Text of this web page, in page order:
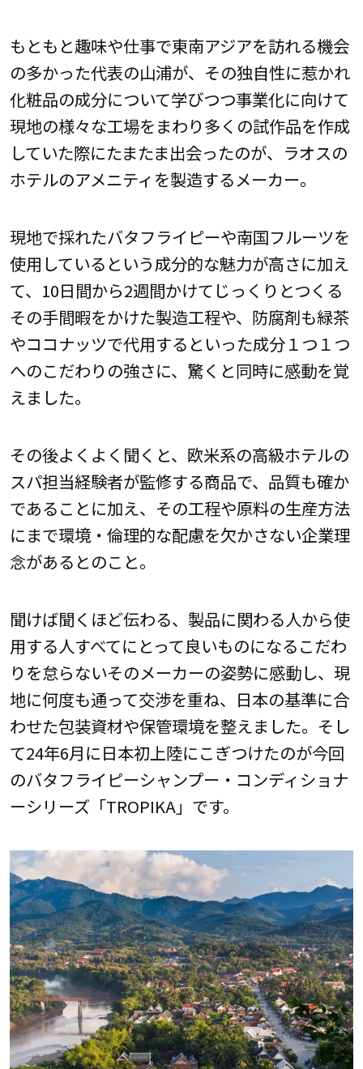
もともと趣味や仕事で東南アジアを訪れる機会
の多かった代表の山浦が、その独自性に惹かれ
化粧品の成分について学びつつ事業化に向けて
現地の様々な工場をまわり多くの試作品を作成
していた際にたまたま出会ったのが、ラオスの
ホテルのアメニティを製造するメーカー。
現地で採れたバタフライピーや南国フルーツを
使用しているという成分的な魅力が高さに加え
て、10日間から2週間かけてじっくりとつくる
その手間暇をかけた製造工程や、防腐剤も緑茶
やココナッツで代用するといった成分１つ１つ
へのこだわりの強さに、驚くと同時に感動を覚
えました。
その後よくよく聞くと、欧米系の高級ホテルの
スパ担当経験者が監修する商品で、品質も確か
であることに加え、その工程や原料の生産方法
にまで環境・倫理的な配慮を欠かさない企業理
念があるとのこと。
聞けば聞くほど伝わる、製品に関わる人から使
用する人すべてにとって良いものになるこだわ
りを怠らないそのメーカーの姿勢に感動し、現
地に何度も通って交渉を重ね、日本の基準に合
わせた包装資材や保管環境を整えました。そし
て24年6月に日本初上陸にこぎつけたのが今回
のバタフライピーシャンプー・コンディショナ
ーシリーズ「TROPIKA」です。